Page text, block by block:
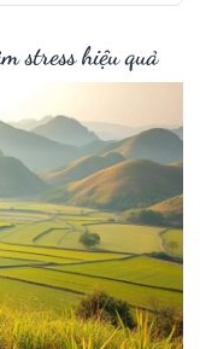
stress hiệu quả